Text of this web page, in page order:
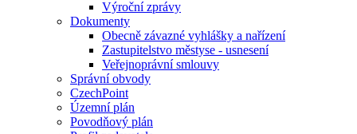
Výroční zprávy
Dokumenty
Obecně závazné vyhlášky a nařízení
Zastupitelstvo městyse - usnesení
Veřejnoprávní smlouvy
Správní obvody
CzechPoint
Územní plán
Povodňový plán